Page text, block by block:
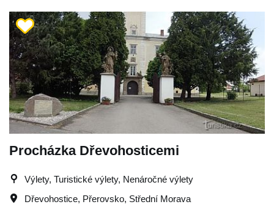
Procházka Dřevohosticemi
Výlety, Turistické výlety, Nenáročné výlety
Dřevohostice, Přerovsko, Střední Morava